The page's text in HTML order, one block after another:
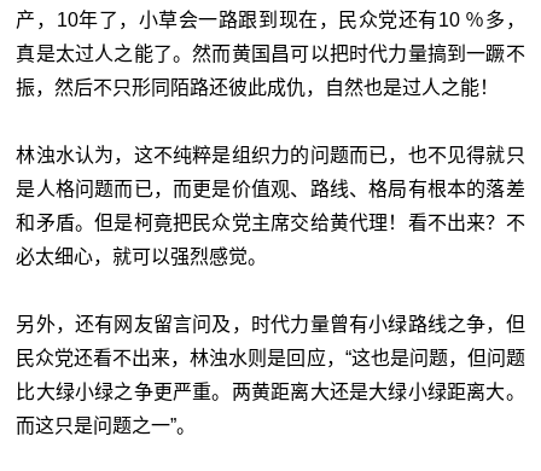
产，10年了，小草会一路跟到现在，民众党还有10 ％多，
真是太过人之能了。然而黄国昌可以把时代力量搞到一蹶不
振，然后不只形同陌路还彼此成仇，自然也是过人之能！
林浊水认为，这不纯粹是组织力的问题而已，也不见得就只
是人格问题而已，而更是价值观、路线、格局有根本的落差
和矛盾。但是柯竟把民众党主席交给黄代理！看不出来？不
必太细心，就可以强烈感觉。
另外，还有网友留言问及，时代力量曾有小绿路线之争，但
民众党还看不出来，林浊水则是回应，“这也是问题，但问题
比大绿小绿之争更严重。两黄距离大还是大绿小绿距离大。
而这只是问题之一”。